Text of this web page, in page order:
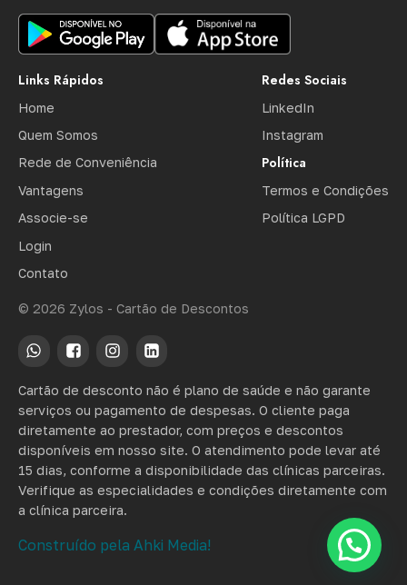
Links Rápidos
Home
Quem Somos
Rede de Conveniência
Vantagens
Associe-se
Login
Contato
Redes Sociais
LinkedIn
Instagram
Política
Termos e Condições
Política LGPD
© 2026 Zylos - Cartão de Descontos
Cartão de desconto não é plano de saúde e não garante
serviços ou pagamento de despesas. O cliente paga
diretamente ao prestador, com preços e descontos
disponíveis em nosso site. O atendimento pode levar até
15 dias, conforme a disponibilidade das clínicas parceiras.
Verifique as especialidades e condições diretamente com
a clínica parceira.
Construído pela Ahki Media!